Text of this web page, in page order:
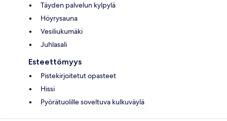
Täyden palvelun kylpylä
Höyrysauna
Vesiliukumäki
Juhlasali
Esteettömyys
Pistekirjoitetut opasteet
Hissi
Pyörätuolille soveltuva kulkuväylä